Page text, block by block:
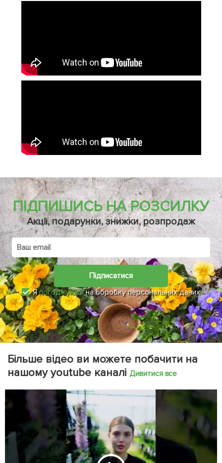
ПІДПИШИСЬ НА РОЗСИЛКУ
Акції, подарунки, знижки, розпродаж
Підписатися
Япогоджуюсяна обробку персональних даних
Більше відео ви можете побачити на
нашому youtube каналі Дивитися все